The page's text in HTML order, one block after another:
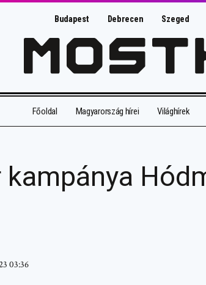
Budapest Debrecen Szeged
Főoldal Magyarország hírei Világhírek
03:36